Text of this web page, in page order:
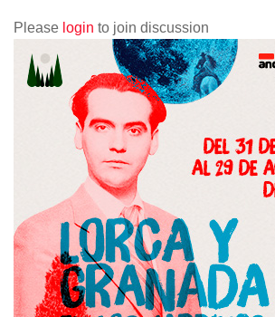
Please login to join discussion